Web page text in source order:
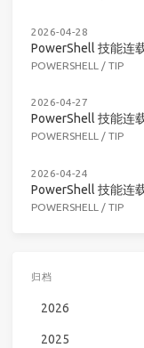
2026-04-28
PowerShell 技能连
POWERSHELL / TIP
2026-04-27
PowerShell 技能连
POWERSHELL / TIP
2026-04-24
PowerShell 技能连
POWERSHELL / TIP
归档
2026
2025